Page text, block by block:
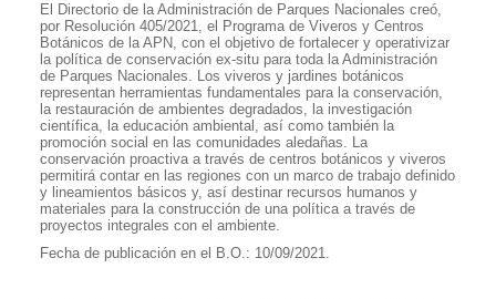
El Directorio de la Administración de Parques Nacionales creó,
por Resolución 405/2021, el Programa de Viveros y Centros
Botánicos de la APN, con el objetivo de fortalecer y operativizar
la política de conservación ex-situ para toda la Administración
de Parques Nacionales. Los viveros y jardines botánicos
representan herramientas fundamentales para la conservación,
la restauración de ambientes degradados, la investigación
científica, la educación ambiental, así como también la
promoción social en las comunidades aledañas. La
conservación proactiva a través de centros botánicos y viveros
permitirá contar en las regiones con un marco de trabajo definido
y lineamientos básicos y, así destinar recursos humanos y
materiales para la construcción de una política a través de
proyectos integrales con el ambiente.
Fecha de publicación en el B.O.: 10/09/2021.